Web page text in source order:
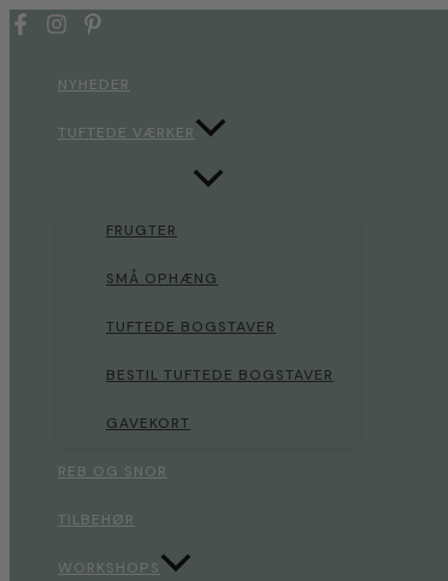
Gå
indholdetNYHEDER
TUFTEDE VÆRKER
FRUGTER
SMÅ OPHÆNG
TUFTEDE BOGSTAVER
BESTIL TUFTEDE BOGSTAVER
GAVEKORT
REB OG SNOR
TILBEHØR
WORKSHOPS